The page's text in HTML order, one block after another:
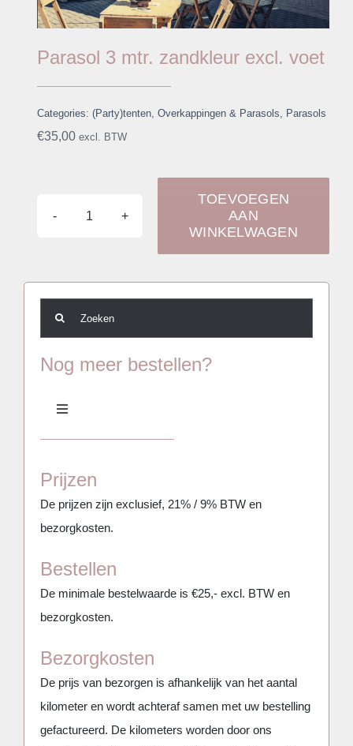
Parasol 3 mtr. zandkleur excl. voet
Categories: (Party)tenten, Overkappingen & Parasols, Parasols
€35,00 excl. BTW
zandkleur
TOEVOEGEN
AAN
WINKELWAGEN
naar:
Nog meer bestellen?
Toggle
Aankleding & Decoratie
Bars, Koelkasten & Koelingen
(Party)tenten, Overkappingen & Parasols
Prijzen
De prijzen zijn exclusief, 21% / 9% BTW en
bezorgkosten.
Bestellen
De minimale bestelwaarde is €25,- excl. BTW en
bezorgkosten.
Bezorgkosten
De prijs van bezorgen is afhankelijk van het aantal
kilometer en wordt achteraf samen met uw bestelling
gefactureerd. De kilometers worden door ons